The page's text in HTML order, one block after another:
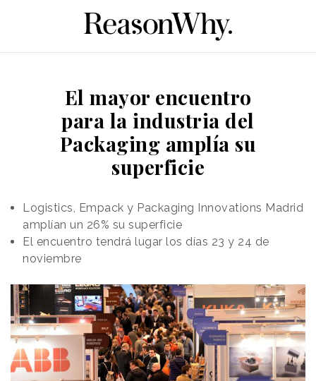
El mayor encuentro
para la industria del
Packaging amplía su
superficie
Logistics, Empack y Packaging Innovations Madrid
amplían un 26% su superficie
El encuentro tendrá lugar los días 23 y 24 de
noviembre